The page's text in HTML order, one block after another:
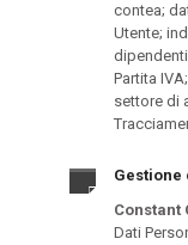
contea;
Utente;
Partita
settore di
Gestione
Constant
Dati